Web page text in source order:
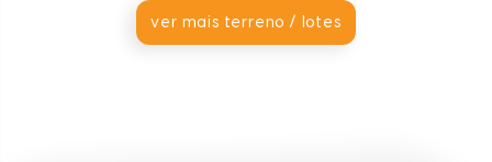
ver mais terreno / lotes